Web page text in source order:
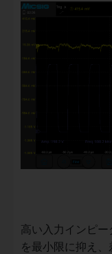
高い入力インピ
を最小限に抑え